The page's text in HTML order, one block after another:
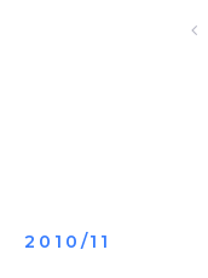
2010/11